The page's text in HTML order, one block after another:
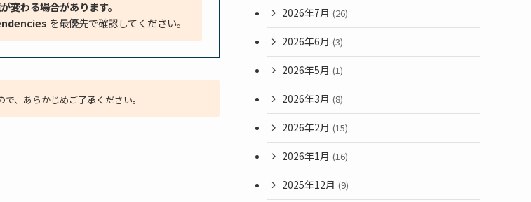
わる場合があります。
を最優先で確認してください。
で、あらかじめご了承ください。
2026年7月 (26)
2026年6月 (3)
2026年5月 (1)
2026年3月 (8)
2026年2月 (15)
2026年1月 (16)
2025年12月 (9)